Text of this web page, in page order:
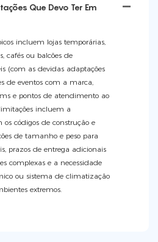
Que Devo Ter Em
incluem lojas temporárias,
cafés ou balcões de
(com as devidas adaptações
de eventos com a marca,
e pontos de atendimento ao
incluem a
códigos de construção e
de tamanho e peso para
prazos de entrega adicionais
complexas e a necessidade
ou sistema de climatização
extremos.